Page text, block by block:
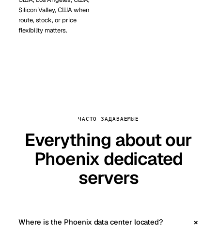
Silicon Valley, США when
route, stock, or price
flexibility matters.
ЧАСТО ЗАДАВАЕМЫЕ
Everything about our
Phoenix dedicated
servers
Where is the Phoenix data center located?